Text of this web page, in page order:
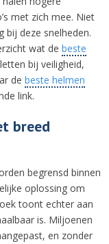
met zich mee. Niet
bij deze snelheden.
wat de beste
bij veiligheid,
de beste helmen
link.
breed
begrensd binnen
oplossing om
toont echter aan
is. Miljoenen
en zonder